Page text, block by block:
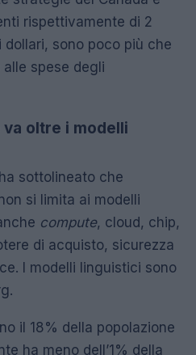
rispettivamente di 2
dollari, sono poco più che
spese degli
oltre i modelli
ha sottolineato che
si limita ai modelli
compute, cloud, chip,
di acquisto, sicurezza
I modelli linguistici sono
il 18% della popolazione
ha meno dell’1% della